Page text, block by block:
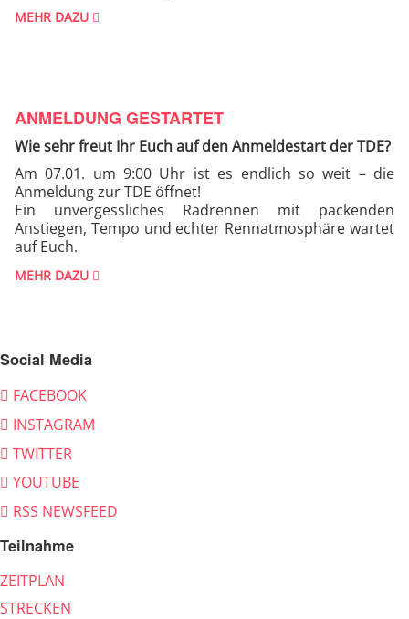
MEHR DAZU
ANMELDUNG GESTARTET
Wie sehr freut Ihr Euch auf den Anmeldestart der TDE?
Am 07.01. um 9:00 Uhr ist es endlich so weit – die
Anmeldung zur TDE öffnet!
Ein unvergessliches Radrennen mit packenden
Anstiegen, Tempo und echter Rennatmosphäre wartet
auf Euch.
MEHR DAZU
Social Media
FACEBOOK
INSTAGRAM
TWITTER
YOUTUBE
RSS NEWSFEED
Teilnahme
ZEITPLAN
STRECKEN